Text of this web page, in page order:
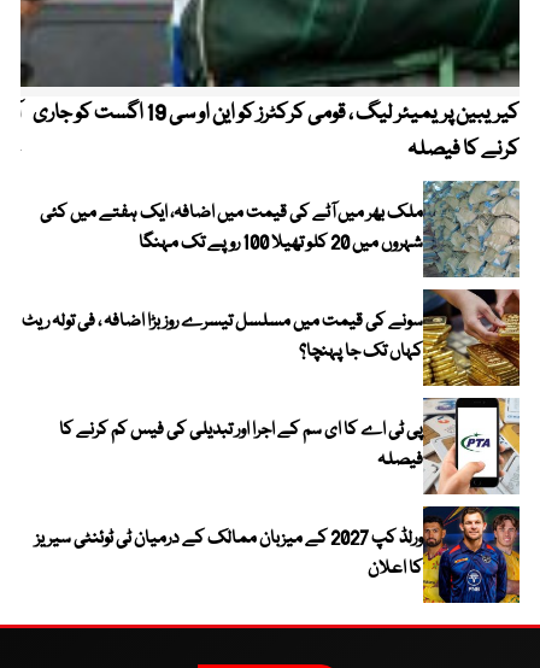
کیریبین پریمیئر لیگ ، قومی کرکٹرز کو این او سی 19 اگست کو جاری
کرنے کا فیصلہ
ملک بھر میں آٹے کی قیمت میں اضافہ، ایک ہفتے میں کئی
شہروں میں 20 کلو تھیلا 100 روپے تک مہنگا
سونے کی قیمت میں مسلسل تیسرے روز بڑا اضافہ ، فی تولہ ریٹ
کہاں تک جا پہنچا؟
پی ٹی اے کا ای سم کے اجرا اور تبدیلی کی فیس کم کرنے کا
فیصلہ
ورلڈ کپ 2027 کے میزبان ممالک کے درمیان ٹی ٹوئنٹی سیریز
کا اعلان